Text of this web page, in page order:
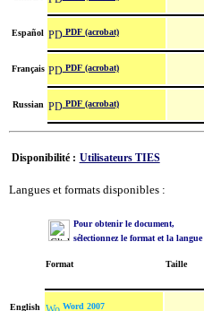
Español PDF (acrobat)
Français PDF (acrobat)
Russian PDF (acrobat)
Disponibilité : Utilisateurs TIES
Langues et formats disponibles :
Pour obtenir le document,
sélectionnez le format et la langue
Format Taille
English Word 2007